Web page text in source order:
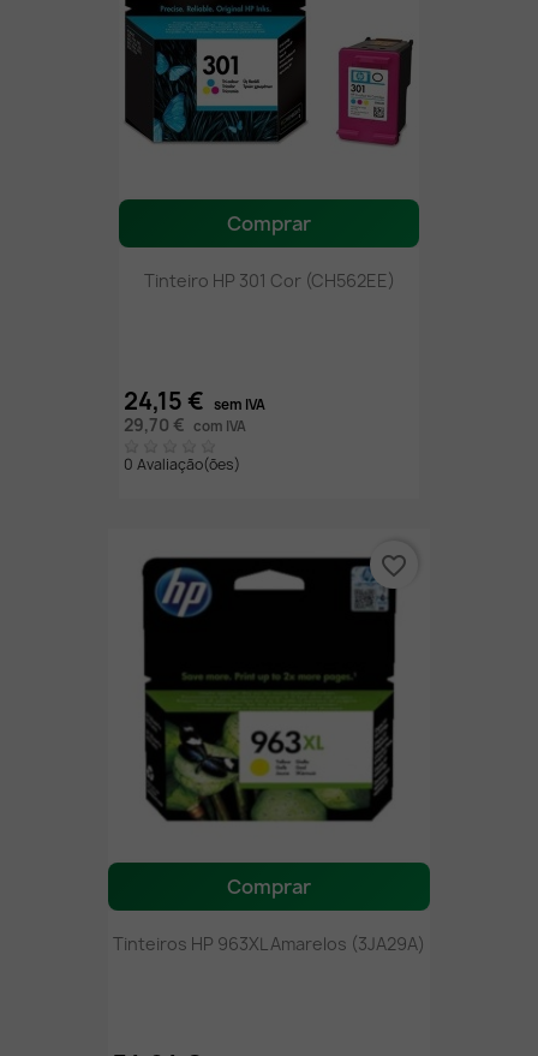
Comprar
Tinteiro HP 301 Cor (CH562EE)
24,15 € sem IVA
29,70 € com IVA
0 Avaliação(ões)
Comprar
Tinteiros HP 963XL Amarelos (3JA29A)
favorite_border